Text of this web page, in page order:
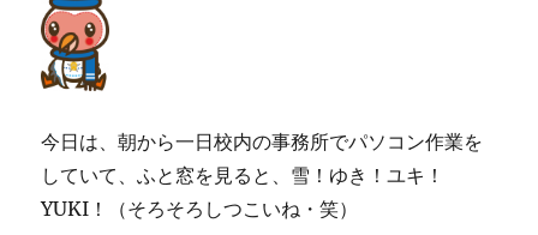
今日は、朝から一日校内の事務所でパソコン作業を
していて、ふと窓を見ると、雪！ゆき！ユキ！
YUKI！（そろそろしつこいね・笑）